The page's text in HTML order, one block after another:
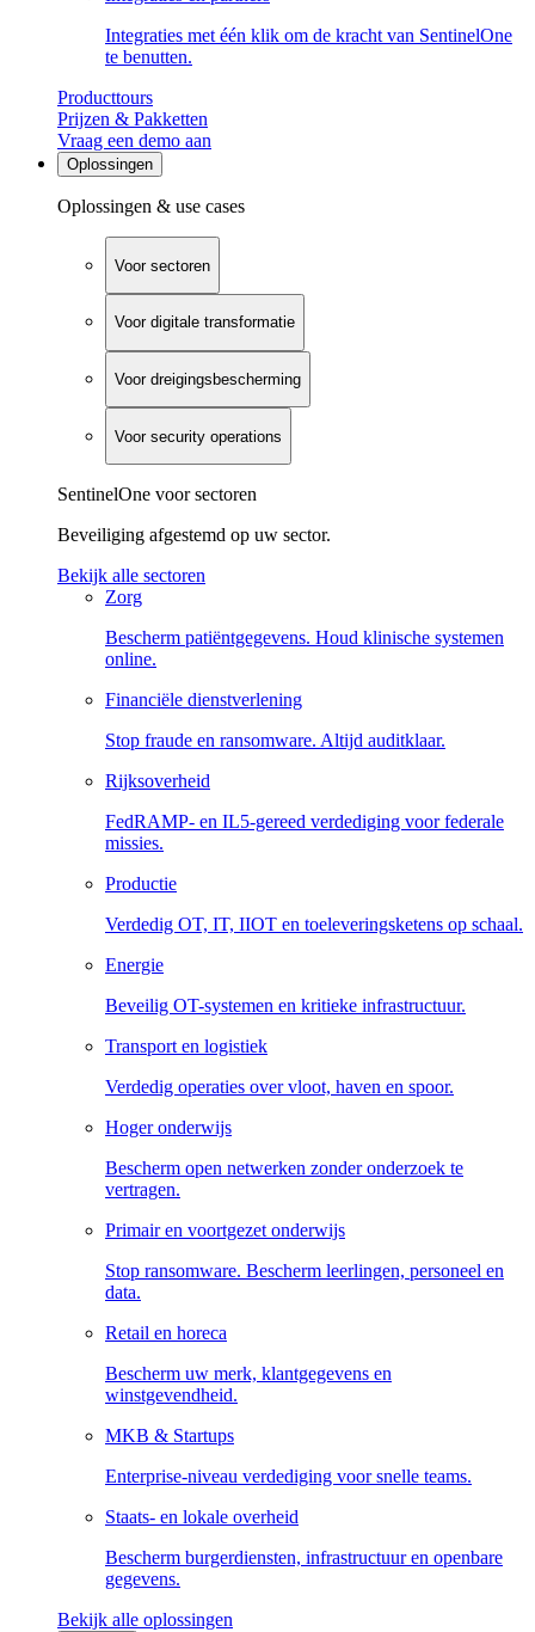
Integraties met één klik om de kracht van SentinelOne
te benutten.
Producttours
Prijzen & Pakketten
Vraag een demo aan
Oplossingen
Oplossingen & use cases
Voor sectoren
Voor digitale transformatie
Voor dreigingsbescherming
Voor security operations
SentinelOne voor sectoren
Beveiliging afgestemd op uw sector.
Bekijk alle sectoren
Zorg
Bescherm patiëntgegevens. Houd klinische systemen
online.
Financiële dienstverlening
Stop fraude en ransomware. Altijd auditklaar.
Rijksoverheid
FedRAMP- en IL5-gereed verdediging voor federale
missies.
Productie
Verdedig OT, IT, IIOT en toeleveringsketens op schaal.
Energie
Beveilig OT-systemen en kritieke infrastructuur.
Transport en logistiek
Verdedig operaties over vloot, haven en spoor.
Hoger onderwijs
Bescherm open netwerken zonder onderzoek te
vertragen.
Primair en voortgezet onderwijs
Stop ransomware. Bescherm leerlingen, personeel en
data.
Retail en horeca
Bescherm uw merk, klantgegevens en
winstgevendheid.
MKB & Startups
Enterprise-niveau verdediging voor snelle teams.
Staats- en lokale overheid
Bescherm burgerdiensten, infrastructuur en openbare
gegevens.
Bekijk alle oplossingen